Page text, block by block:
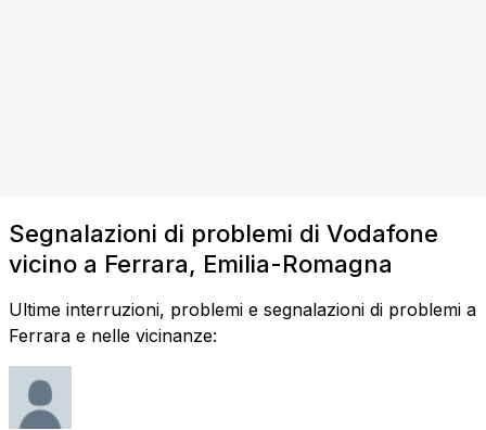
Segnalazioni di problemi di Vodafone
vicino a Ferrara, Emilia-Romagna
Ultime interruzioni, problemi e segnalazioni di problemi a
Ferrara e nelle vicinanze: